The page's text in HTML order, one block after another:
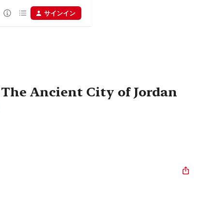
サインイン
Ancient City of Jordan